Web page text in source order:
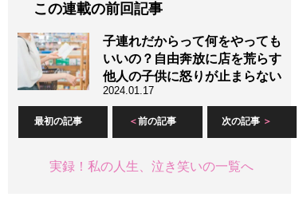
この連載の前回記事
子連れだからって何をやっても
いいの？自由奔放に店を荒らす
他人の子供に怒りが止まらない
2024.01.17
最初の記事 前の記事 次の記事
実録！私の人生、泣き笑いの一覧へ